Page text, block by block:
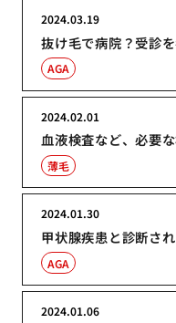
抜け毛で病院？受診
2024.03.19
AGA
血液検査など、必要
2024.02.01
薄毛
甲状腺疾患と診断さ
2024.01.30
AGA
2024.01.06